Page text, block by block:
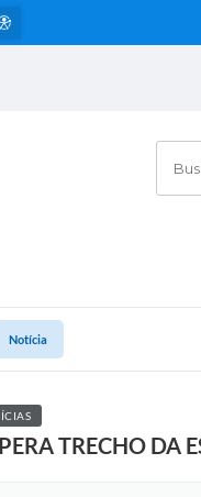
Notícia
TRECHO DA